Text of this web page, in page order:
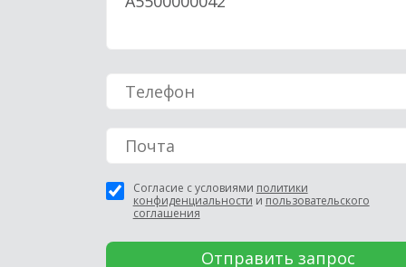
Согласие с условиями политики
конфиденциальности и пользовательского
соглашения